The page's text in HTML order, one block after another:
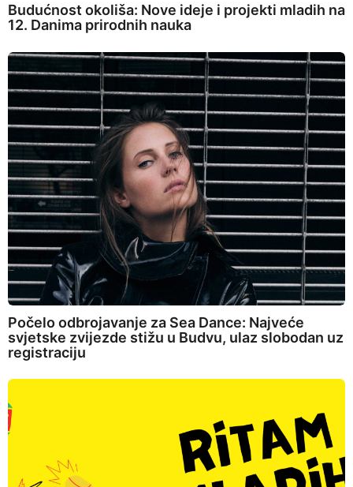
Budućnost okoliša: Nove ideje i projekti mladih na
12. Danima prirodnih nauka
Počelo odbrojavanje za Sea Dance: Najveće
svjetske zvijezde stižu u Budvu, ulaz slobodan uz
registraciju